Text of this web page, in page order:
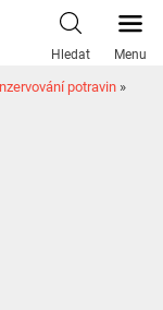
Hledat Menu
potravin »